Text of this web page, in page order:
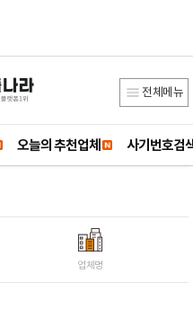
전체메뉴
오늘의 추천업체 사기번호검
업체명